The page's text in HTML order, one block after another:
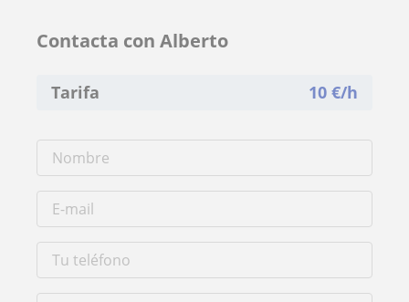
Contacta con Alberto
Tarifa 10 €/h